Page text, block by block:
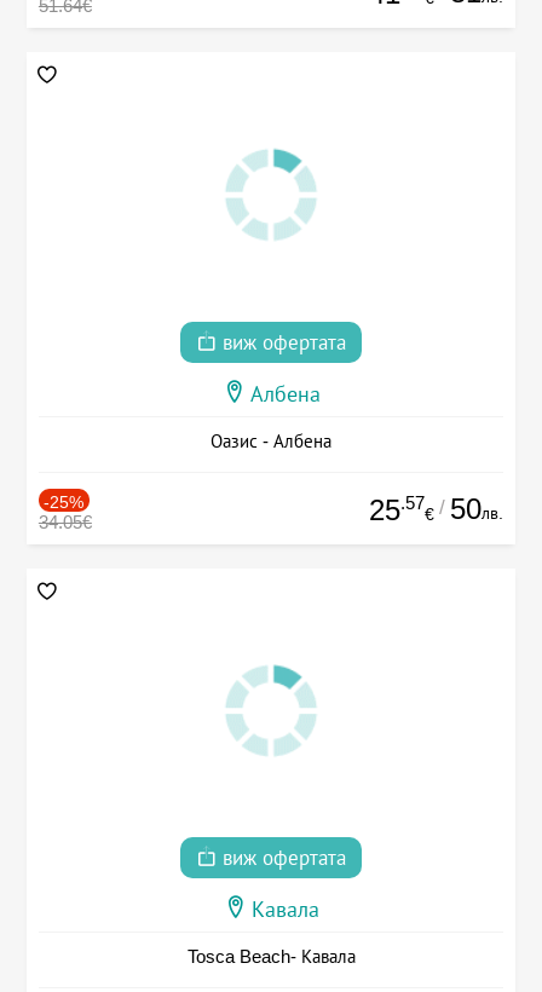
51.64€
виж офертата
Албена
Оазис - Албена
-25%
34.05€ 25.57
€ / 50лв.
виж офертата
Кавала
Tosca Beach- Кавала